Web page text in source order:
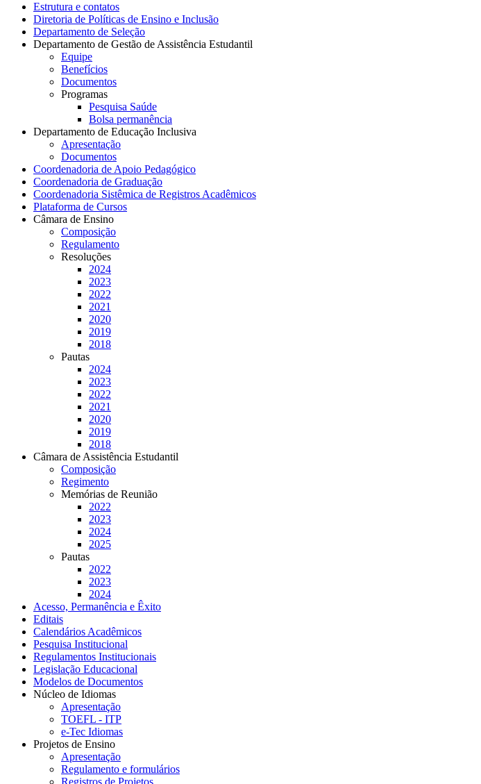
Estrutura e contatos
Diretoria de Políticas de Ensino e Inclusão
Departamento de Seleção
Departamento de Gestão de Assistência Estudantil
Equipe
Benefícios
Documentos
Programas
Pesquisa Saúde
Bolsa permanência
Departamento de Educação Inclusiva
Apresentação
Documentos
Coordenadoria de Apoio Pedagógico
Coordenadoria de Graduação
Coordenadoria Sistêmica de Registros Acadêmicos
Plataforma de Cursos
Câmara de Ensino
Composição
Regulamento
Resoluções
2024
2023
2022
2021
2020
2019
2018
Pautas
2024
2023
2022
2021
2020
2019
2018
Câmara de Assistência Estudantil
Composição
Regimento
Memórias de Reunião
2022
2023
2024
2025
Pautas
2022
2023
2024
Acesso, Permanência e Êxito
Editais
Calendários Acadêmicos
Pesquisa Institucional
Regulamentos Institucionais
Legislação Educacional
Modelos de Documentos
Núcleo de Idiomas
Apresentação
TOEFL - ITP
e-Tec Idiomas
Projetos de Ensino
Apresentação
Regulamento e formulários